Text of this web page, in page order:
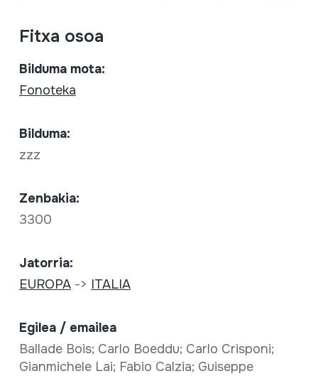
Fitxa osoa
Bilduma mota:
Fonoteka
Bilduma:
zzz
Zenbakia:
3300
Jatorria:
EUROPA-> ITALIA
Egilea / emailea
Ballade Bois; Carlo Boeddu; Carlo Crisponi;
Gianmichele Lai; Fabio Calzia; Guiseppe